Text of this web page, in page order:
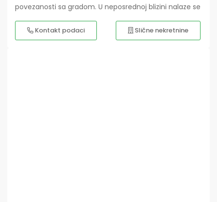
povezanosti sa gradom. U neposrednoj blizini nalaze se
Kontakt podaci Slične nekretnine